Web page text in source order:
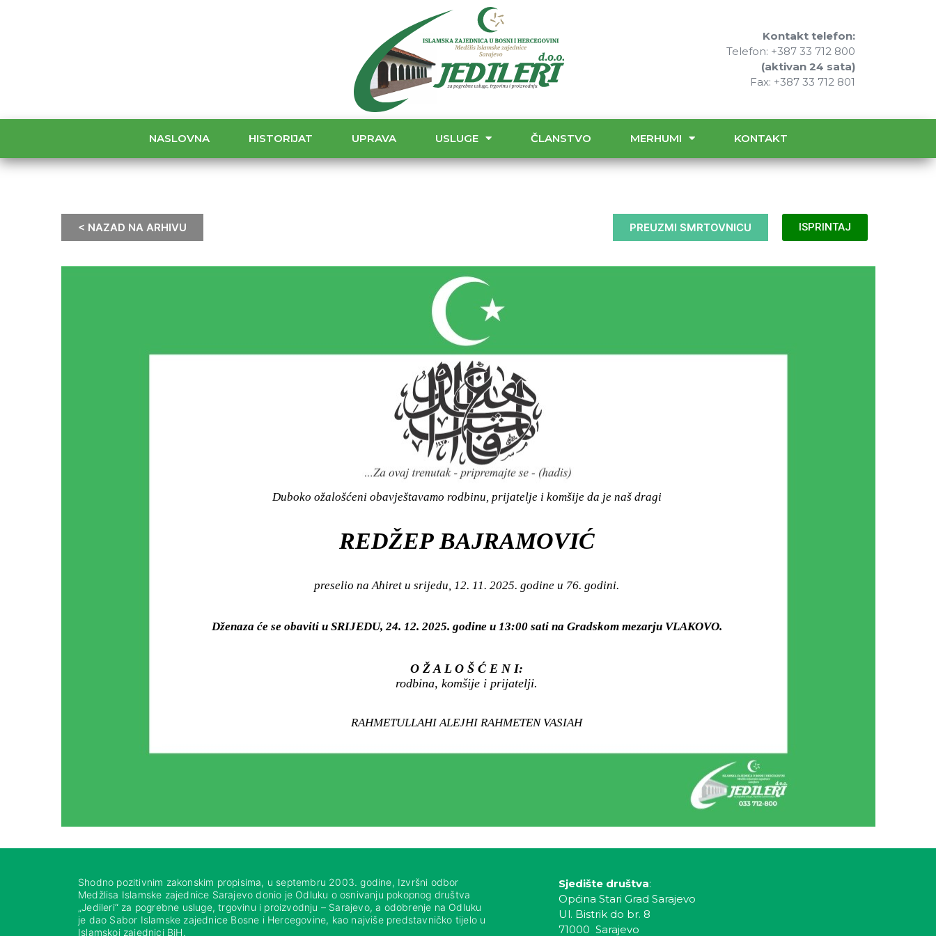
Kontakt telefon:
Telefon: +387 33 712 800
(aktivan 24 sata)
Fax: +387 33 712 801
NASLOVNA HISTORIJAT UPRAVA USLUGE ČLANSTVO MERHUMI KONTAKT
< NAZAD NA ARHIVU PREUZMI SMRTOVNICU ISPRINTAJ
Duboko ožalošćeni obavještavamo rodbinu, prijatelje i komšije da je naš dragi
REDŽEP BAJRAMOVIĆ
preselio na Ahiret u srijedu, 12. 11. 2025. godine u 76. godini.
Dženaza će se obaviti u SRIJEDU, 24. 12. 2025. godine u 13:00 sati na Gradskom mezarju VLAKOVO.
O Ž A L O Š Ć E N I:
rodbina, komšije i prijatelji.
RAHMETULLAHI ALEJHI RAHMETEN VASIAH
Shodno pozitivnim zakonskim propisima, u septembru 2003. godine, Izvršni odbor
Medžlisa Islamske zajednice Sarajevo donio je Odluku o osnivanju pokopnog društva
„Jedileri“ za pogrebne usluge, trgovinu i proizvodnju – Sarajevo, a odobrenje na Odluku
je dao Sabor Islamske zajednice Bosne i Hercegovine, kao najviše predstavničko tijelo u
Islamskoj zajednici BiH.
Sjedište društva:
Općina Stari Grad Sarajevo
Ul. Bistrik do br. 8
71000 Sarajevo